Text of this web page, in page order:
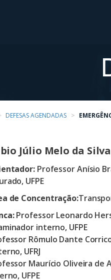
DEFESAS AGENDADAS
Júlio Melo da Silva
Professor Anísio
UFPE
de Concentração:
Professor Leonardo
interno, UFPE
Rômulo Dante
UFRJ
Maurício Oliveira de
UFPE